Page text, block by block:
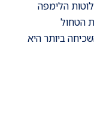
הלימפה
הטחול
ביותר היא